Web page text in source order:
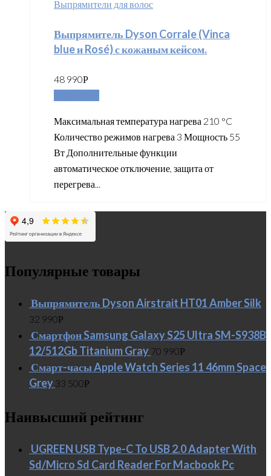
Выпрямители для волос
Выпрямитель Dyson Corrale (Vinca
blue и Rosé) с кожаным кейсом.
48 990Р
Максимальная температура нагрева 210 °C
Количество режимов нагрева 3 Мощность 55
Вт Дополнительные функции
автоматическое отключение, защита от
перегрева...
Популярные товары
Выпрямитель Dyson Airstrait HT01 Amber Silk
32 990Р
Смартфон Samsung Galaxy S25 Ultra SM-S938B
12/512Gb Titanium Gray 70 990Р
Смарт-часы Apple Watch Series 11 46mm Space
Grey 33 500Р
Наивысший рейтинг
UGREEN USB Type-C To USB 2.0 Adapter With
Sd/Micro Sd Card Reader For Macbook Pc